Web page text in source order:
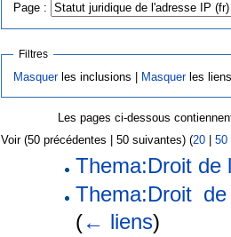
Page :
Filtres
Masquerles inclusions | Masquerles
Les pages ci-dessous
Voir (50 précédentes | 50 suivantes) (20 50
Thema:Droit de
Thema:Droit
(← liens)